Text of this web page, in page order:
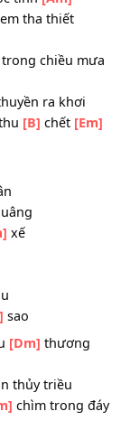
cuộc tình [Am]
đi trong chiều
thuyền ra khơi
thu
khuâng
[Am]
nâu
[Am]